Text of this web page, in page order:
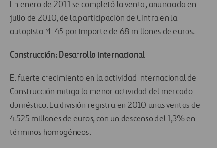
En enero de 2011 se completó la venta, anunciada en
julio de 2010, de la participación de Cintra en la
autopista M-45 por importe de 68 millones de euros.
Construcción: Desarrollo internacional
El fuerte crecimiento en la actividad internacional de
Construcción mitiga la menor actividad del mercado
doméstico. La división registra en 2010 unas ventas de
4.525 millones de euros, con un descenso del 1,3% en
términos homogéneos.